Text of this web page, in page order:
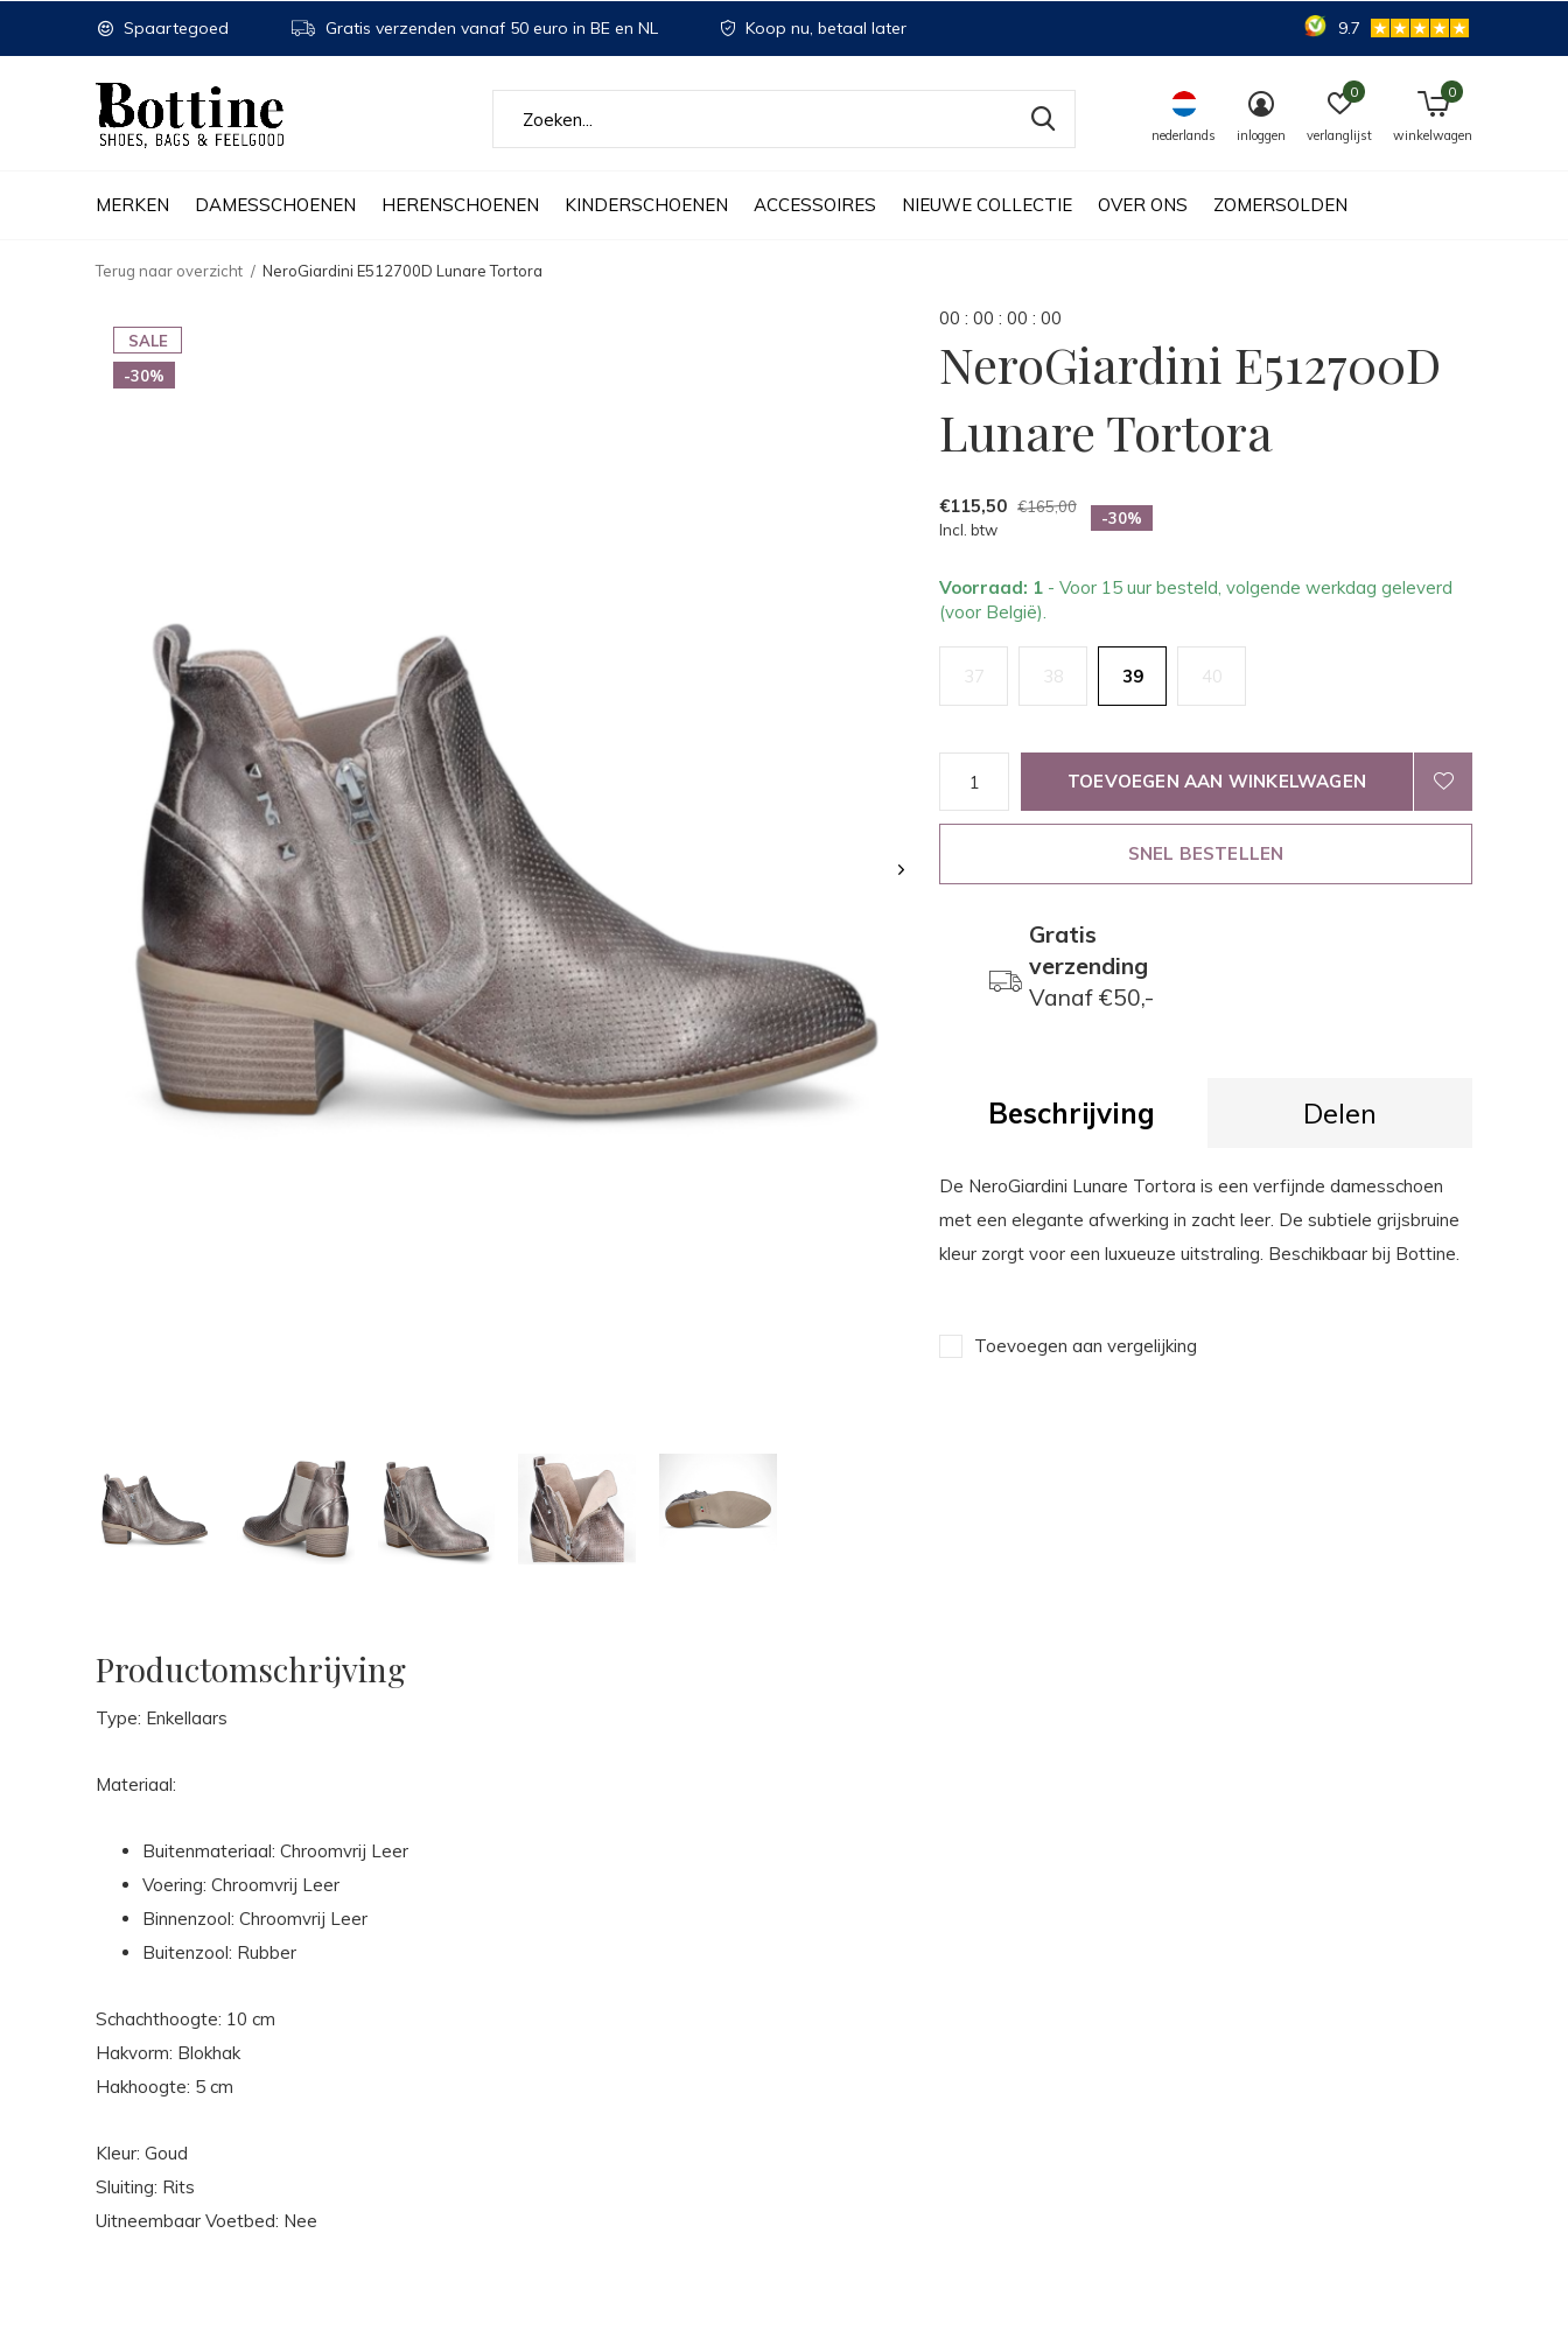
MERKEN DAMESSCHOENEN HERENSCHOENEN KINDERSCHOENEN ACCESSOIRES NIEUWE COLLECTIE OVER ONS ZOMERSOLDEN
nederlands inloggen verlanglijst
0
winkelwagen
0
Spaartegoed Gratis verzenden vanaf 50 euro in BE en NL Koop nu, betaal later 9.7
Terug naar overzicht NeroGiardini E512700D Lunare Tortora
SALE
-30%
00 : 00 : 00 : 00
NeroGiardini E512700D
Lunare Tortora
€115,50 €165,00
Incl. btw
-30%
Voorraad: 1 - Voor 15 uur besteld, volgende werkdag geleverd
(voor België).
37 38 39 40
TOEVOEGEN AAN WINKELWAGEN
SNEL BESTELLEN
Gratis
verzending
Vanaf €50,-
Beschrijving Delen
De NeroGiardini Lunare Tortora is een verfijnde damesschoen
met een elegante afwerking in zacht leer. De subtiele grijsbruine
kleur zorgt voor een luxueuze uitstraling. Beschikbaar bij Bottine.
Toevoegen aan vergelijking
Productomschrijving
Type: Enkellaars
Materiaal:
Buitenmateriaal: Chroomvrij Leer
Voering: Chroomvrij Leer
Binnenzool: Chroomvrij Leer
Buitenzool: Rubber
Schachthoogte: 10 cm
Hakvorm: Blokhak
Hakhoogte: 5 cm
Kleur: Goud
Sluiting: Rits
Uitneembaar Voetbed: Nee